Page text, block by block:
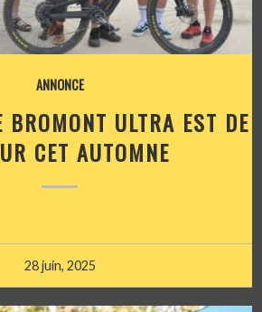
ANNONCE
BROMONT ULTRA EST DE
CET AUTOMNE
28 juin, 2025